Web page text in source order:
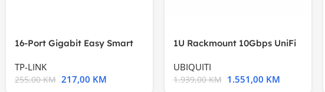
16-Port Gigabit Easy Smart
TP-LINK
255,00KM 217,00 KM
1U Rackmount 10Gbps UniFi
UBIQUITI
1.939,00KM 1.551,00 KM